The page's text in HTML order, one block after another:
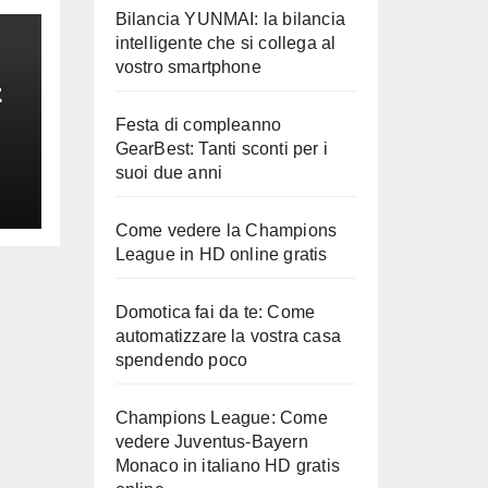
Bilancia YUNMAI: la bilancia
intelligente che si collega al
vostro smartphone
Festa di compleanno
GearBest: Tanti sconti per i
suoi due anni
Come vedere la Champions
League in HD online gratis
Domotica fai da te: Come
automatizzare la vostra casa
spendendo poco
Champions League: Come
vedere Juventus-Bayern
Monaco in italiano HD gratis